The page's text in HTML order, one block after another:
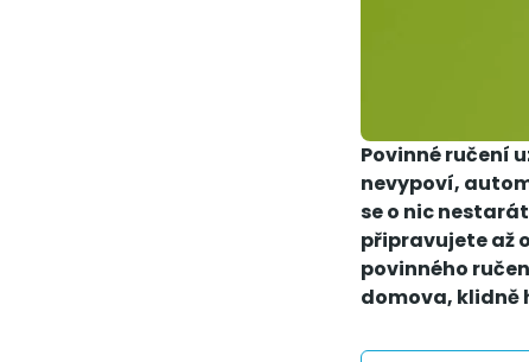
Povinné ručení
nevypoví,
se o nic
připravujete až
povinného
domova, klidně